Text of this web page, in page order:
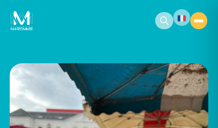
principal